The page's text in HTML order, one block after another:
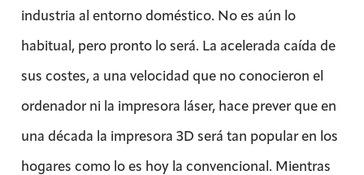
industria al entorno doméstico. No es aún lo
habitual, pero pronto lo será. La acelerada caída de
sus costes, a una velocidad que no conocieron el
ordenador ni la impresora láser, hace prever que en
una década la impresora 3D será tan popular en los
hogares como lo es hoy la convencional. Mientras